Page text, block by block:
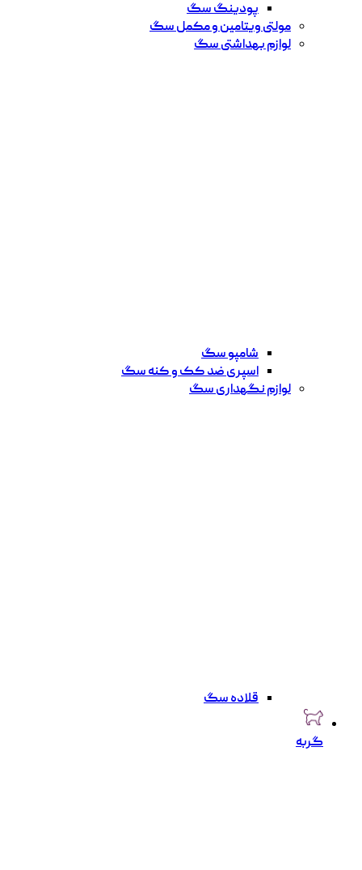
پودینگ سگ
مولتی ویتامین و مکمل سگ
لوازم بهداشتی سگ
شامپو سگ
اسپری ضد کک و کنه سگ
لوازم نگهداری سگ
قلاده سگ
گربه